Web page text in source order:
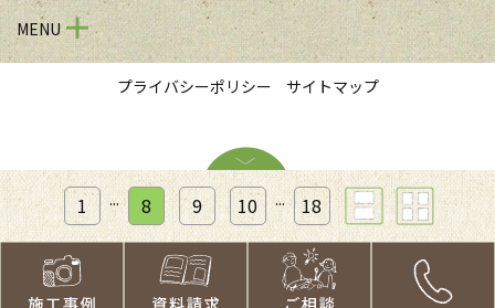
1 ... 8 9 10 ... 18
MENU
プライバシーポリシー サイトマップ